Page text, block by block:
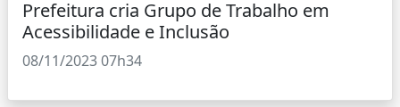
Prefeitura cria Grupo de Trabalho em
Acessibilidade e Inclusão
08/11/2023 07h34